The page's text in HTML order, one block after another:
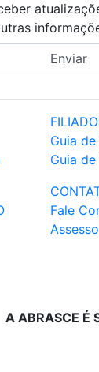
Guia
Guia
Fale
A ABRASCE É